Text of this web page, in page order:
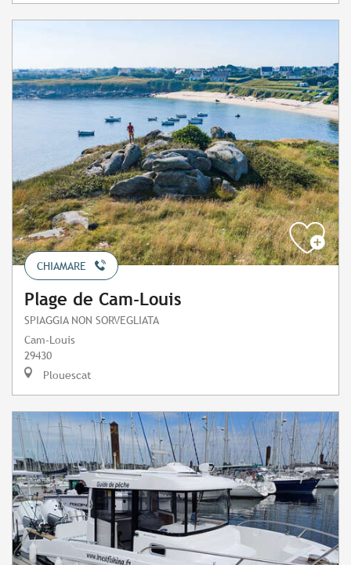
CHIAMARE
Plage de Cam-Louis
SPIAGGIA NON SORVEGLIATA
Cam-Louis
29430
Plouescat